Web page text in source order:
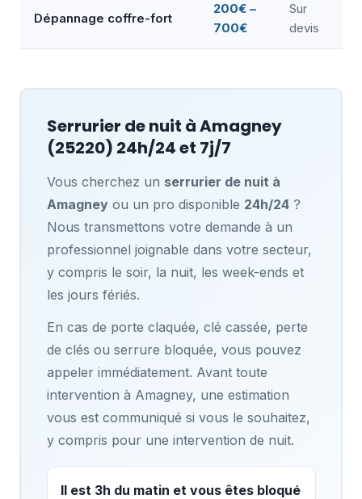
Dépannage coffre-fort
200€ –
700€
Sur
devis
Serrurier de nuit àAmagney
(25220) 24h/24 et 7j/7
Vous cherchez un serrurier de nuit à
Amagneyou un pro disponible 24h/24?
Nous transmettons votre demande à un
professionnel joignable dans votre secteur,
y compris le soir, la nuit, les week-ends et
les jours fériés.
En cas de porte claquée, clé cassée, perte
de clés ou serrure bloquée, vous pouvez
appeler immédiatement. Avant toute
intervention à Amagney, une estimation
vous est communiqué si vous le souhaitez,
y compris pour une intervention de nuit.
Il est 3h du matin et vous êtes bloqué